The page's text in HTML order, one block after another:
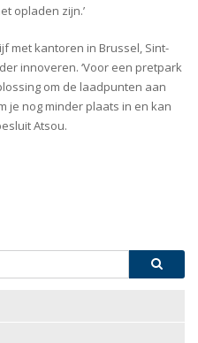
opladen zijn.’
met kantoren in Brussel, Sint-
innoveren. ‘Voor een pretpark
om de laadpunten aan
je nog minder plaats in en kan
Atsou.